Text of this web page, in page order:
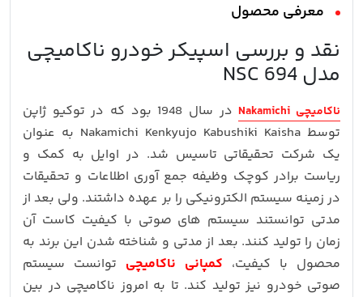
معرفی محصول
نقد و بررسی اسپیکر خودرو ناکامیچی
مدل NSC 694
ناکامیچی Nakamichi
در سال 1948 بود که در توکیو ژاپن
توسط Nakamichi Kenkyujo Kabushiki Kaisha به عنوان
یک شرکت تحقیقاتی تاسیس شد. در اوایل به کمک و
ریاست برادر کوچک وظیفه جمع آوری اطلاعات و تحقیقات
در زمینه سیستم الکترونیکی را بر عهده داشتند. ولی بعد از
مدتی توانستند سیستم های صوتی با کیفیت کاست آن
زمان را تولید کنند. بعد از مدتی و شناخته شدن این برند به
محصول با کیفیت، کمپانی ناکامیچی توانست سیستم
صوتی خودرو نیز تولید کند. تا به امروز ناکامیچی در بین